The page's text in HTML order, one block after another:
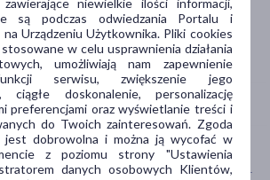
są podczas odwiedzania Portalu i
Urządzeniu Użytkownika. Pliki cookies
w celu usprawnienia działania
umożliwiają nam zapewnienie
serwisu, zwiększenie jego
ciągłe doskonalenie, personalizację
preferencjami oraz wyświetlanie treści i
do Twoich zainteresowań. Zgoda
jest dobrowolna i można ją wycofać w
z poziomu strony "Ustawienia
danych osobowych Klientów,